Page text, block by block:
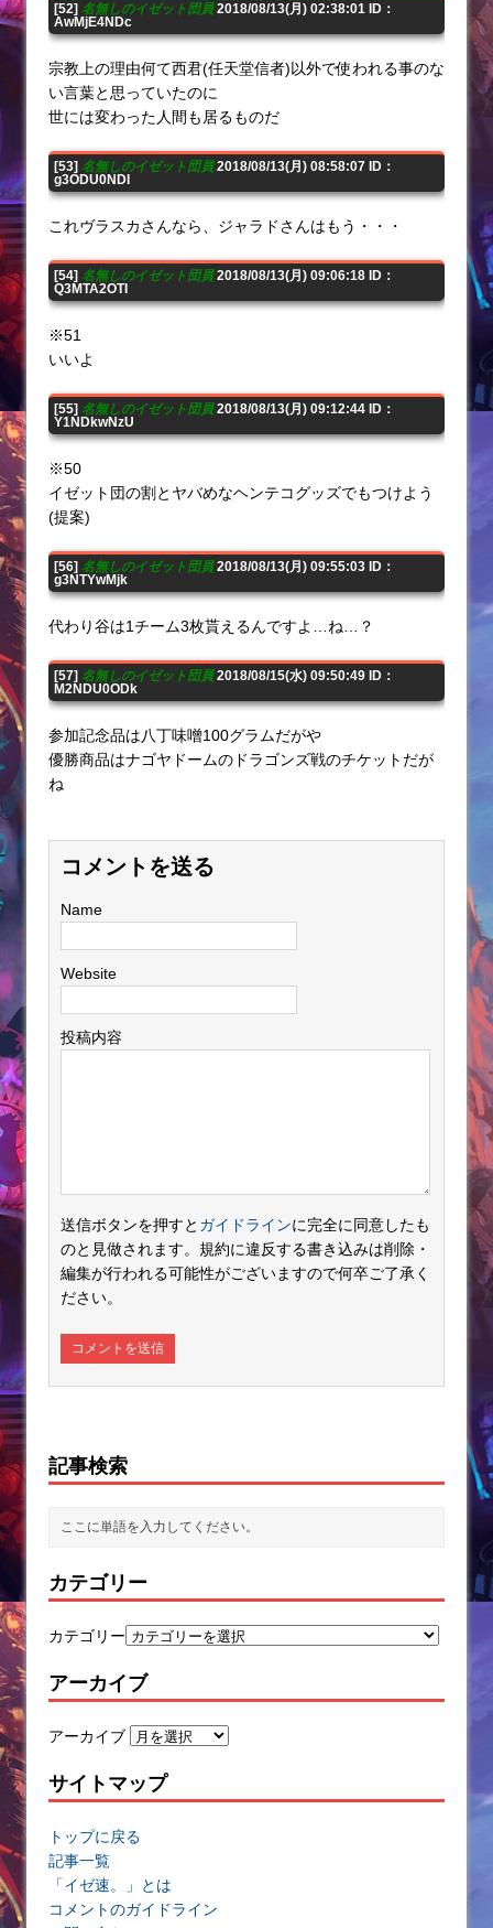
[52] 名無しのイゼット団員2018/08/13(月) 02:38:01 ID：
AwMjE4NDc
宗教上の理由何て西君(任天堂信者)以外で使われる事のな
い言葉と思っていたのに
世には変わった人間も居るものだ
[53] 名無しのイゼット団員2018/08/13(月) 08:58:07 ID：
g3ODU0NDI
これヴラスカさんなら、ジャラドさんはもう・・・
[54] 名無しのイゼット団員2018/08/13(月) 09:06:18 ID：
Q3MTA2OTI
※51
いいよ
[55] 名無しのイゼット団員2018/08/13(月) 09:12:44 ID：
Y1NDkwNzU
※50
イゼット団の割とヤバめなヘンテコグッズでもつけよう
(提案)
[56] 名無しのイゼット団員2018/08/13(月) 09:55:03 ID：
g3NTYwMjk
代わり谷は1チーム3枚貰えるんですよ…ね…？
[57] 名無しのイゼット団員2018/08/15(水) 09:50:49 ID：
M2NDU0ODk
参加記念品は八丁味噌100グラムだがや
優勝商品はナゴヤドームのドラゴンズ戦のチケットだが
ね
コメントを送る
Name
Website
投稿内容
送信ボタンを押すと ガイドラインに完全に同意したも
のと見做されます。規約に違反する書き込みは削除・
編集が行われる可能性がございますので何卒ご了承く
ださい。
記事検索
カテゴリー
カテゴリー
アーカイブ
アーカイブ
サイトマップ
トップに戻る
記事一覧
「イゼ速。」とは
コメントのガイドライン